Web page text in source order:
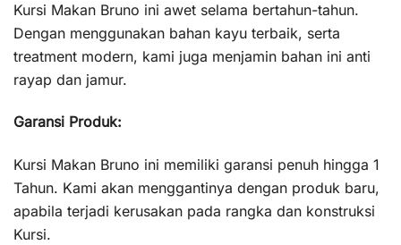
Kursi Makan Bruno ini awet selama bertahun-tahun.
Dengan menggunakan bahan kayu terbaik, serta
treatment modern, kami juga menjamin bahan ini anti
rayap dan jamur.
Garansi Produk:
Kursi Makan Bruno ini memiliki garansi penuh hingga 1
Tahun. Kami akan menggantinya dengan produk baru,
apabila terjadi kerusakan pada rangka dan konstruksi
Kursi.